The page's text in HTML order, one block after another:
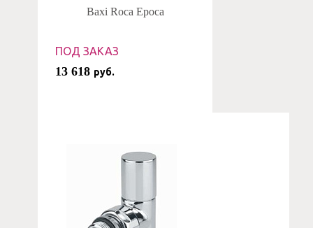
Baxi Roca Epoca
ПОД ЗАКАЗ
13 618 руб.